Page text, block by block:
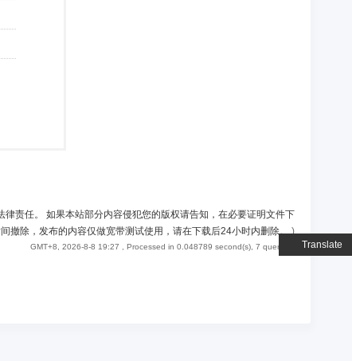
Translate
责任。 如果本站部分内容侵犯您的版权请告知，在必要证明文件下
撤除，发布的内容仅做宽带测试使用，请在下载后24小时内删除。)
GMT+8, 2026-8-8 19:27 , Processed in 0.048789 second(s), 7 queries .